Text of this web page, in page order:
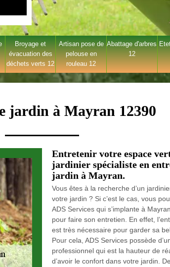
Broyage et
évacuation des
déchets verts 12
Artisan pose de
pelouse en
rouleau 12
Abattage d'arbres
12
jardin à Mayran 12390
Entretenir votre espace
jardinier spécialiste en
jardin à Mayran.
Vous êtes à la recherche d’un
votre jardin ? Si c’est le cas, vous
ADS Services qui s’implante à
pour faire son entretien. En effet,
est très nécessaire pour garder sa
Pour cela, ADS Services possède
professionnel qui est la hauteur de
d’avoir le confort dans votre jardin.